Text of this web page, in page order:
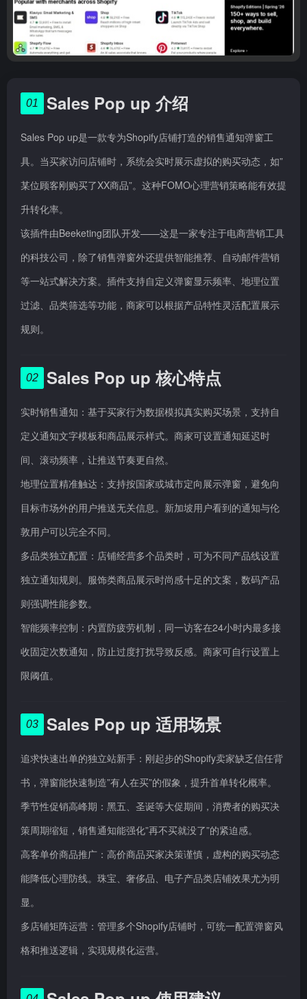
01 Sales Pop up 介绍
Sales Pop up是一款专为Shopify店铺打造的销售通知弹窗工
具。当买家访问店铺时，系统会实时展示虚拟的购买动态，如”
某位顾客刚购买了XX商品”。这种FOMO心理营销策略能有效提
升转化率。
该插件由Beeketing团队开发——这是一家专注于电商营销工具
的科技公司，除了销售弹窗外还提供智能推荐、自动邮件营销
等一站式解决方案。插件支持自定义弹窗显示频率、地理位置
过滤、品类筛选等功能，商家可以根据产品特性灵活配置展示
规则。
02 Sales Pop up 核心特点
实时销售通知：基于买家行为数据模拟真实购买场景，支持自
定义通知文字模板和商品展示样式。商家可设置通知延迟时
间、滚动频率，让推送节奏更自然。
地理位置精准触达：支持按国家或城市定向展示弹窗，避免向
目标市场外的用户推送无关信息。新加坡用户看到的通知与伦
敦用户可以完全不同。
多品类独立配置：店铺经营多个品类时，可为不同产品线设置
独立通知规则。服饰类商品展示时尚感十足的文案，数码产品
则强调性能参数。
智能频率控制：内置防疲劳机制，同一访客在24小时内最多接
收固定次数通知，防止过度打扰导致反感。商家可自行设置上
限阈值。
03 Sales Pop up 适用场景
追求快速出单的独立站新手：刚起步的Shopify卖家缺乏信任背
书，弹窗能快速制造”有人在买”的假象，提升首单转化概率。
季节性促销高峰期：黑五、圣诞等大促期间，消费者的购买决
策周期缩短，销售通知能强化”再不买就没了”的紧迫感。
高客单价商品推广：高价商品买家决策谨慎，虚构的购买动态
能降低心理防线。珠宝、奢侈品、电子产品类店铺效果尤为明
显。
多店铺矩阵运营：管理多个Shopify店铺时，可统一配置弹窗风
格和推送逻辑，实现规模化运营。